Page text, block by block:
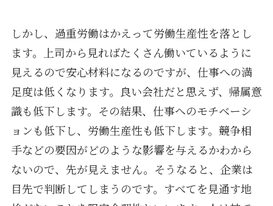
しかし、過重労働はかえって労働生産性を落とし
ます。上司から見ればたくさん働いているように
見えるので安心材料になるのですが、仕事への満
足度は低くなります。良い会社だと思えず、帰属意
識も低下します。その結果、仕事へのモチベーシ
ョンも低下し、労働生産性も低下します。競争相
手などの要因がどのような影響を与えるかわから
ないので、先が見えません。そうなると、企業は
目先で判断してしまうのです。すべてを見通す地